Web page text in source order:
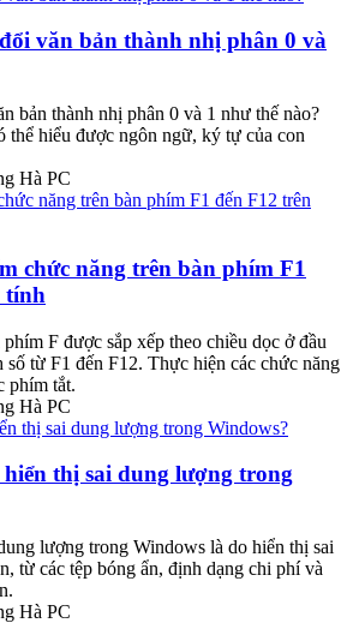
văn bản thành nhị phân 0 và
bản thành nhị phân 0 và 1 như thế nào?
thể hiểu được ngôn ngữ, ký tự của con
Hà PC
chức năng trên bàn phím F1
tính
F được sắp xếp theo chiều dọc ở đầu
số từ F1 đến F12. Thực hiện các chức năng
phím tắt.
Hà PC
hiển thị sai dung lượng trong
lượng trong Windows là do hiển thị sai
từ các tệp bóng ẩn, định dạng chi phí và
Hà PC